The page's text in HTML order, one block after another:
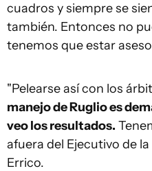
cuadros y siempre se
también. Entonces no
tenemos que estar
"Pelearse así con los
manejo de Ruglio es
veo los resultados.
afuera del Ejecutivo de
Errico.